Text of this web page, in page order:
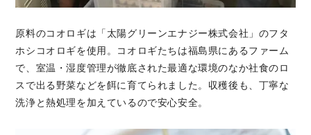
原料のコオロギは「太陽グリーンエナジー株式会社」のフタ
ホシコオロギを使用。コオロギたちは福島県にあるファーム
で、室温・湿度管理が徹底された最適な環境のなか社食のロ
スで出る野菜などを餌に育てられました。収穫後も、丁寧な
洗浄と熱処理を加えているので安心安全。